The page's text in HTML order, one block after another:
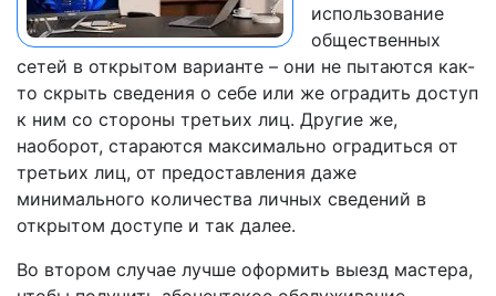
использование
общественных
сетей в открытом варианте – они не пытаются как-
то скрыть сведения о себе или же оградить доступ
к ним со стороны третьих лиц. Другие же,
наоборот, стараются максимально оградиться от
третьих лиц, от предоставления даже
минимального количества личных сведений в
открытом доступе и так далее.
Во втором случае лучше оформить выезд мастера,